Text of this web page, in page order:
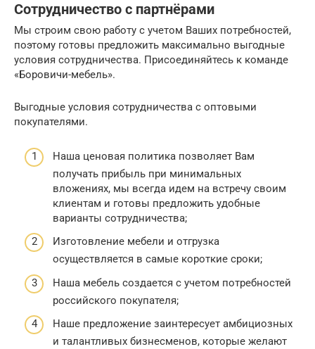
Сотрудничество с партнёрами
Мы строим свою работу с учетом Ваших потребностей,
поэтому готовы предложить максимально выгодные
условия сотрудничества. Присоединяйтесь к команде
«Боровичи-мебель».
Выгодные условия сотрудничества с оптовыми
покупателями.
Наша ценовая политика позволяет Вам
получать прибыль при минимальных
вложениях, мы всегда идем на встречу своим
клиентам и готовы предложить удобные
варианты сотрудничества;
Изготовление мебели и отгрузка
осуществляется в самые короткие сроки;
Наша мебель создается с учетом потребностей
российского покупателя;
Наше предложение заинтересует амбициозных
и талантливых бизнесменов, которые желают